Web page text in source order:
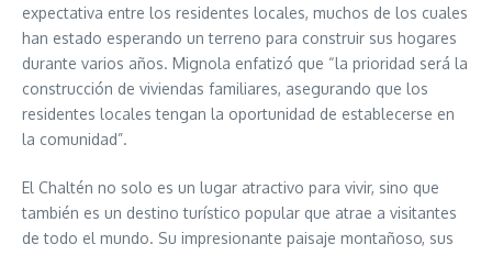
expectativa entre los residentes locales, muchos de los cuales
han estado esperando un terreno para construir sus hogares
durante varios años. Mignola enfatizó que “la prioridad será la
construcción de viviendas familiares, asegurando que los
residentes locales tengan la oportunidad de establecerse en
la comunidad”.
El Chaltén no solo es un lugar atractivo para vivir, sino que
también es un destino turístico popular que atrae a visitantes
de todo el mundo. Su impresionante paisaje montañoso, sus